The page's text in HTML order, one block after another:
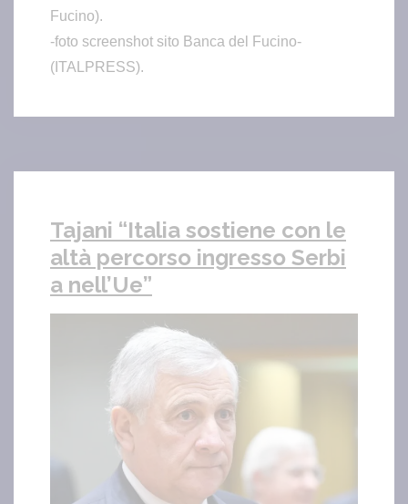
Fucino).
-foto screenshot sito Banca del Fucino-
(ITALPRESS).
Tajani “Italia sostiene con le
altà percorso ingresso Serbi
a nell’Ue”